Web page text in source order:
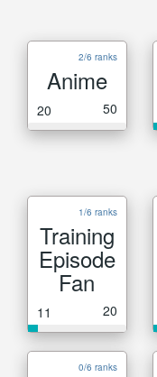
2/6 ranks
Anime
20 50
1/6 ranks
Training
Episode
Fan
11 20
0/6 ranks